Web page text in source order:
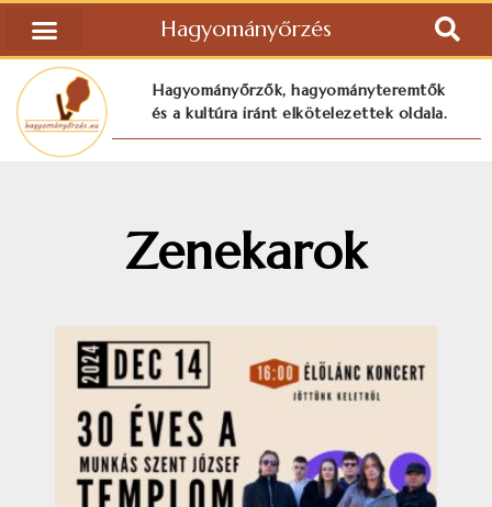
Hagyományőrzés
Hagyományőrzők, hagyományteremtők
és a kultúra iránt elkötelezettek oldala.
Zenekarok